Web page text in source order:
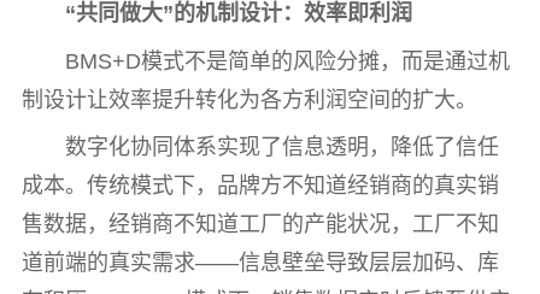
“共同做大” 的机制设计：效率即利润
BMS+D模式不是简单的风险分摊，而是通过机
制设计让效率提升转化为各方利润空间的扩大。
数字化协同体系实现了信息透明，降低了信任
成本。传统模式下，品牌方不知道经销商的真实销
售数据，经销商不知道工厂的产能状况，工厂不知
道前端的真实需求——信息壁垒导致层层加码、库